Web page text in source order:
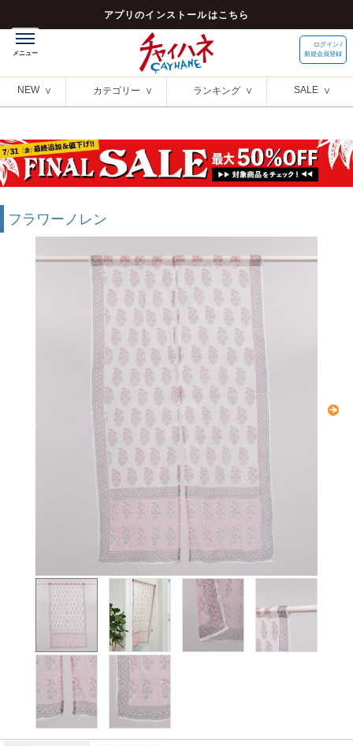
アプリのインストールはこちら
ログイン /
新規会員登録
NEW カテゴリー ランキング SALE
フラワーノレン